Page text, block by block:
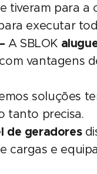
tiveram para a
executar
A SBLOK
vantagens
soluções
tanto precisa.
de geradores
cargas e